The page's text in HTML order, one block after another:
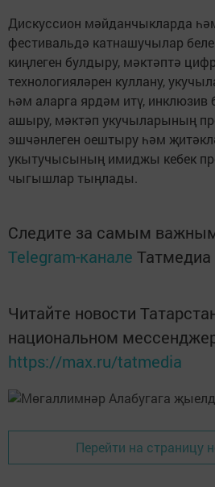
Дискуссион мәйданчык­ларда
фестивальдә катнашучылар
киңлеген булдыру, мәктәптә
технологияләрен куллану,
һәм аларга ярдәм итү, инклюзив
ашыру, мәктәп укучыларының
эшчәнлеген оештыру һәм
укытучысының имиджы кебек
чыгышлар тыңлады.
Следите за самым
Telegram-канале Татмедиа
Читайте новости
национальном
https://max.ru/tatmedia
Перейти на страницу